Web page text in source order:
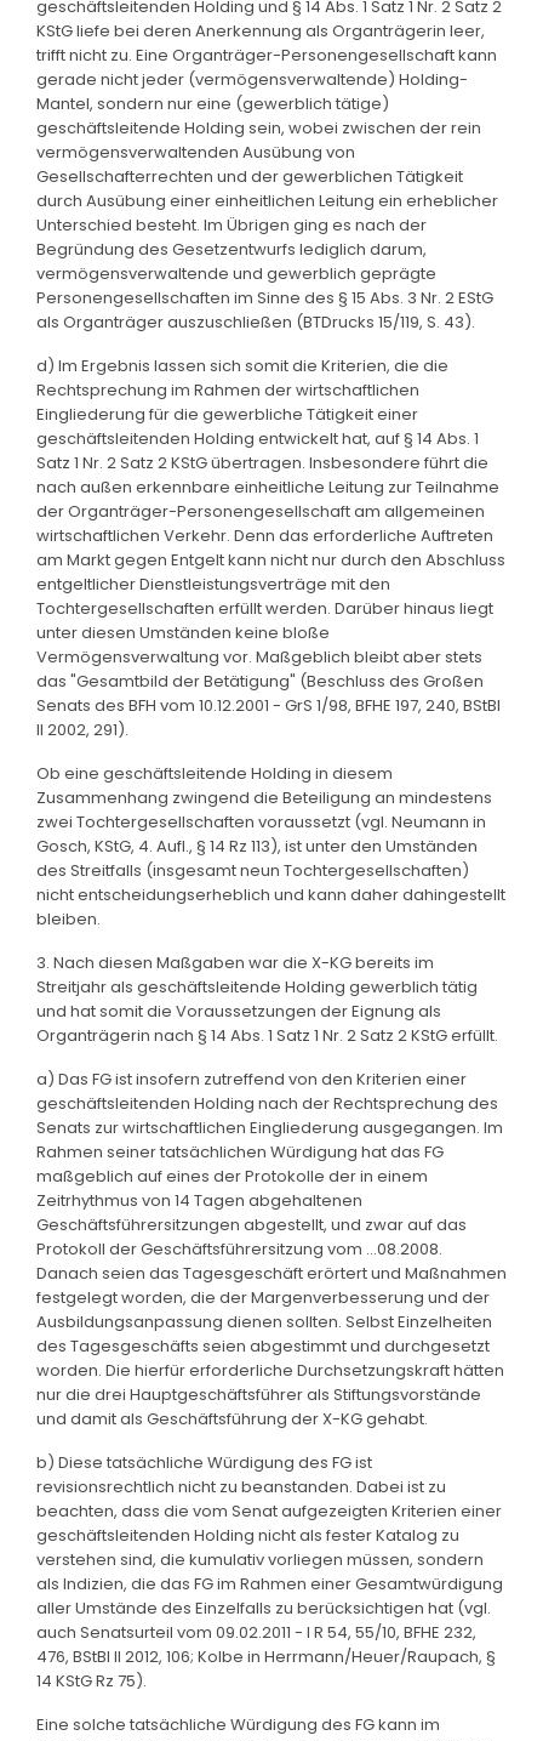
geschäftsleitenden Holding und § 14 Abs. 1 Satz 1 Nr. 2 Satz 2
KStG liefe bei deren Anerkennung als Organträgerin leer,
trifft nicht zu. Eine Organträger-Personengesellschaft kann
gerade nicht jeder (vermögensverwaltende) Holding-
Mantel, sondern nur eine (gewerblich tätige)
geschäftsleitende Holding sein, wobei zwischen der rein
vermögensverwaltenden Ausübung von
Gesellschafterrechten und der gewerblichen Tätigkeit
durch Ausübung einer einheitlichen Leitung ein erheblicher
Unterschied besteht. Im Übrigen ging es nach der
Begründung des Gesetzentwurfs lediglich darum,
vermögensverwaltende und gewerblich geprägte
Personengesellschaften im Sinne des § 15 Abs. 3 Nr. 2 EStG
als Organträger auszuschließen (BTDrucks 15/119, S. 43).
d) Im Ergebnis lassen sich somit die Kriterien, die die
Rechtsprechung im Rahmen der wirtschaftlichen
Eingliederung für die gewerbliche Tätigkeit einer
geschäftsleitenden Holding entwickelt hat, auf § 14 Abs. 1
Satz 1 Nr. 2 Satz 2 KStG übertragen. Insbesondere führt die
nach außen erkennbare einheitliche Leitung zur Teilnahme
der Organträger-Personengesellschaft am allgemeinen
wirtschaftlichen Verkehr. Denn das erforderliche Auftreten
am Markt gegen Entgelt kann nicht nur durch den Abschluss
entgeltlicher Dienstleistungsverträge mit den
Tochtergesellschaften erfüllt werden. Darüber hinaus liegt
unter diesen Umständen keine bloße
Vermögensverwaltung vor. Maßgeblich bleibt aber stets
das "Gesamtbild der Betätigung" (Beschluss des Großen
Senats des BFH vom 10.12.2001 - GrS 1/98, BFHE 197, 240, BStBl
II 2002, 291).
Ob eine geschäftsleitende Holding in diesem
Zusammenhang zwingend die Beteiligung an mindestens
zwei Tochtergesellschaften voraussetzt (vgl. Neumann in
Gosch, KStG, 4. Aufl., § 14 Rz 113), ist unter den Umständen
des Streitfalls (insgesamt neun Tochtergesellschaften)
nicht entscheidungserheblich und kann daher dahingestellt
bleiben.
3. Nach diesen Maßgaben war die X-KG bereits im
Streitjahr als geschäftsleitende Holding gewerblich tätig
und hat somit die Voraussetzungen der Eignung als
Organträgerin nach § 14 Abs. 1 Satz 1 Nr. 2 Satz 2 KStG erfüllt.
a) Das FG ist insofern zutreffend von den Kriterien einer
geschäftsleitenden Holding nach der Rechtsprechung des
Senats zur wirtschaftlichen Eingliederung ausgegangen. Im
Rahmen seiner tatsächlichen Würdigung hat das FG
maßgeblich auf eines der Protokolle der in einem
Zeitrhythmus von 14 Tagen abgehaltenen
Geschäftsführersitzungen abgestellt, und zwar auf das
Protokoll der Geschäftsführersitzung vom ...08.2008.
Danach seien das Tagesgeschäft erörtert und Maßnahmen
festgelegt worden, die der Margenverbesserung und der
Ausbildungsanpassung dienen sollten. Selbst Einzelheiten
des Tagesgeschäfts seien abgestimmt und durchgesetzt
worden. Die hierfür erforderliche Durchsetzungskraft hätten
nur die drei Hauptgeschäftsführer als Stiftungsvorstände
und damit als Geschäftsführung der X-KG gehabt.
b) Diese tatsächliche Würdigung des FG ist
revisionsrechtlich nicht zu beanstanden. Dabei ist zu
beachten, dass die vom Senat aufgezeigten Kriterien einer
geschäftsleitenden Holding nicht als fester Katalog zu
verstehen sind, die kumulativ vorliegen müssen, sondern
als Indizien, die das FG im Rahmen einer Gesamtwürdigung
aller Umstände des Einzelfalls zu berücksichtigen hat (vgl.
auch Senatsurteil vom 09.02.2011 - I R 54, 55/10, BFHE 232,
476, BStBl II 2012, 106; Kolbe in Herrmann/Heuer/Raupach, §
14 KStG Rz 75).
Eine solche tatsächliche Würdigung des FG kann im